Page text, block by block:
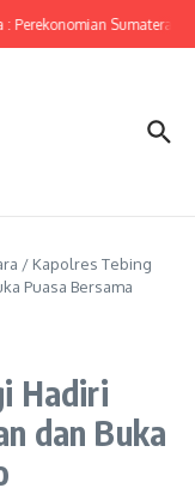
: Perekonomian Sumatera
/ Kapolres Tebing
Puasa Bersama
Hadiri
dan Buka